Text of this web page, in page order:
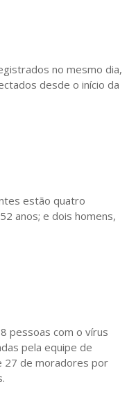
no mesmo dia,
desde o início da
estão quatro
anos; e dois homens,
pessoas com o vírus
pela equipe de
27 de moradores por